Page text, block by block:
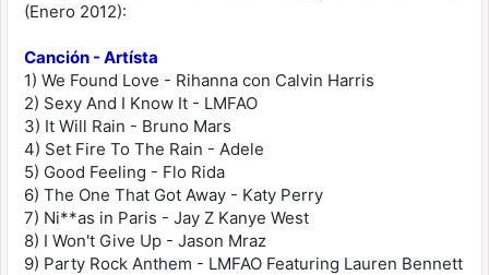
(Enero 2012):
Canción - Artísta
1) We Found Love - Rihanna con Calvin Harris
2) Sexy And I Know It - LMFAO
3) It Will Rain - Bruno Mars
4) Set Fire To The Rain - Adele
5) Good Feeling - Flo Rida
6) The One That Got Away - Katy Perry
7) Ni**as in Paris - Jay Z Kanye West
8) I Won't Give Up - Jason Mraz
9) Party Rock Anthem - LMFAO Featuring Lauren Bennett